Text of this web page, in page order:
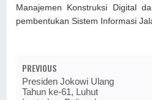
Manajemen Konstruksi Digital
pembentukan Sistem Informasi
PREVIOUS
Presiden Jokowi Ulang
Tahun ke-61, Luhut